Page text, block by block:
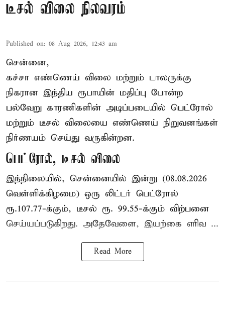
டீசல் விலை நிலவரம்
Published on: 08 Aug 2026, 12:43 am
சென்னை,
கச்சா எண்ணெய் விலை மற்றும் டாலருக்கு
நிகரான இந்திய ரூபாயின் மதிப்பு போன்ற
பல்வேறு காரணிகளின் அடிப்படையில் பெட்ரோல்
மற்றும் டீசல் விலையை எண்ணெய் நிறுவனங்கள்
நிர்ணயம் செய்து வருகின்றன.
பெட்ரோல், டீசல் விலை
இந்நிலையில், சென்னையில் இன்று (08.08.2026
வெள்ளிக்கிழமை) ஒரு லிட்டர் பெட்ரோல்
ரூ.107.77-க்கும், டீசல் ரூ. 99.55-க்கும் விற்பனை
செய்யப்படுகிறது. அதேவேளை, இயற்கை எரிவ ...
Read More